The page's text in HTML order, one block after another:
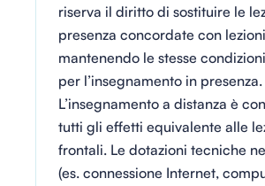
riserva il diritto di sostituire le
presenza concordate con
mantenendo le stesse
per l’insegnamento in presenza.
L’insegnamento a distanza è
tutti gli effetti equivalente alle
frontali. Le dotazioni tecniche
(es. connessione Internet,